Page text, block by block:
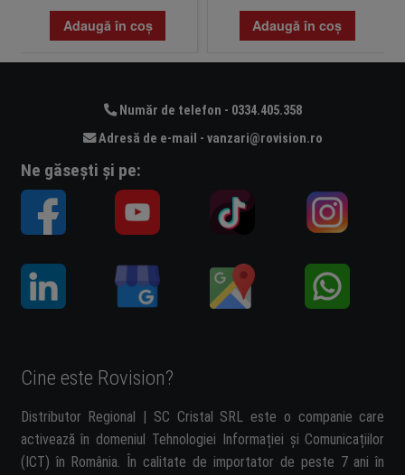
Adaugă în coș Adaugă în coș
Număr de telefon - 0334.405.358
Adresă de e-mail - vanzari@rovision.ro
Ne găsești și pe:
Cine este Rovision?
Distributor Regional | SC Cristal SRL este o companie care
activează în domeniul Tehnologiei Informației și Comunicațiilor
(ICT) în România. În calitate de importator de peste 7 ani în